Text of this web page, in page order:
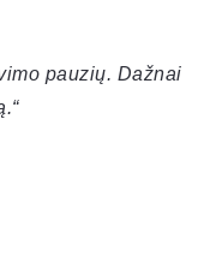
pauzių. Dažnai